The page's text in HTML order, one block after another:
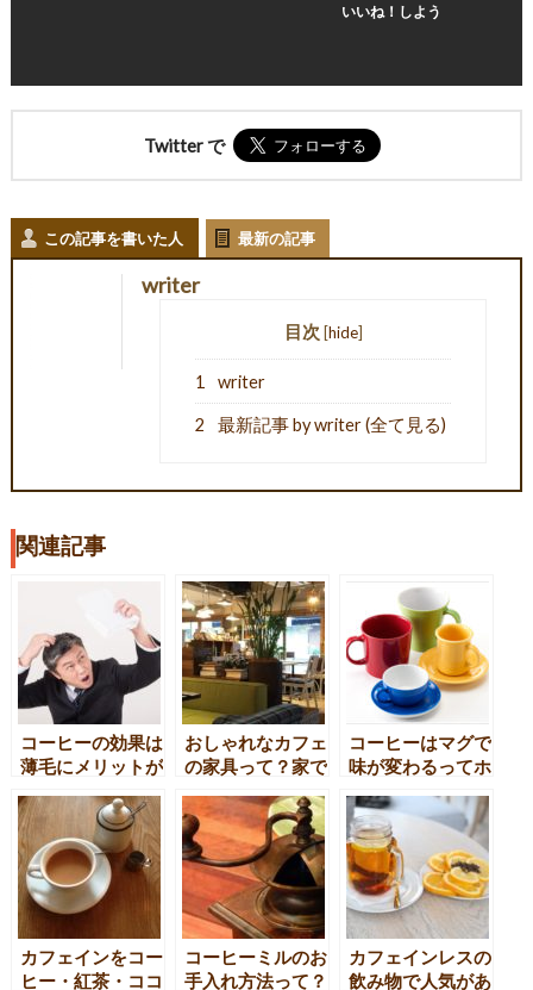
いいね！しよう
Twitter で
この記事を書いた人 最新の記事
writer
目次 [hide]
1 writer
2 最新記事 by writer (全て見る)
関連記事
コーヒーの効果は
薄毛にメリットが
おしゃれなカフェ
の家具って？家で
ェ風インテリアを
目指そう！
コーヒーはマグで
味が変わるってホ
カフェインをコー
ヒー・紅茶・ココ
コーヒーミルのお
手入れ方法って？
カフェインレスの
飲み物で人気があ